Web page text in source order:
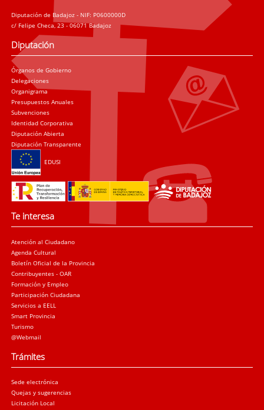
Diputación de Badajoz - NIF: P0600000D
c/ Felipe Checa, 23 - 06071 Badajoz
Diputación
Órganos de Gobierno
Delegaciones
Organigrama
Presupuestos Anuales
Subvenciones
Identidad Corporativa
Diputación Abierta
Diputación Transparente
EDUSI
Te interesa
Atención al Ciudadano
Agenda Cultural
Boletín Oficial de la Provincia
Contribuyentes - OAR
Formación y Empleo
Participación Ciudadana
Servicios a EELL
Smart Provincia
Turismo
@Webmail
Trámites
Sede electrónica
Quejas y sugerencias
Licitación Local